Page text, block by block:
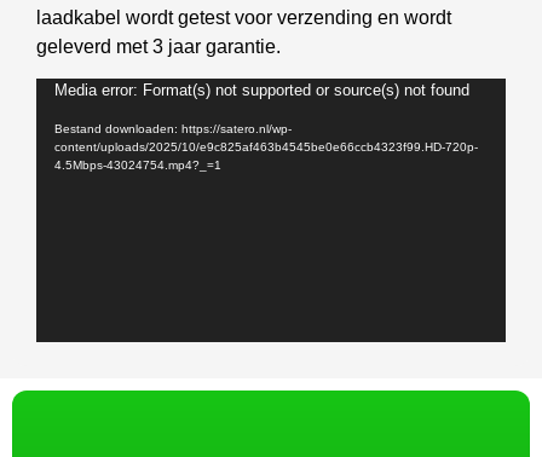
laadkabel wordt getest voor verzending en wordt
geleverd met 3 jaar garantie.
Videospeler
Media error: Format(s) not supported or source(s) not found
Bestand downloaden: https://satero.nl/wp-
content/uploads/2025/10/e9c825af463b4545be0e66ccb4323f99.HD-720p-
4.5Mbps-43024754.mp4?_=1